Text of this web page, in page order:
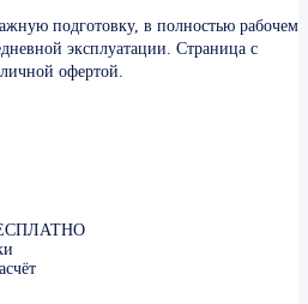
подготовку, в полностью рабочем
эксплуатации. Страница с
офертой.